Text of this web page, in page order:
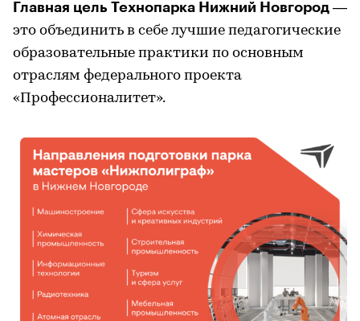
Главная цель Технопарка Нижний Новгород —
это объединить в себе лучшие педагогические
образовательные практики по основным
отраслям федерального проекта
«Профессионалитет».